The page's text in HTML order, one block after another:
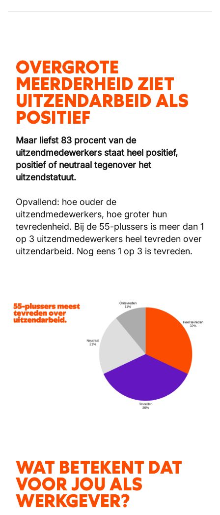
OVERGROTE
MEERDERHEID ZIET
UITZENDARBEID ALS
POSITIEF
Maar liefst 83 procent van de
uitzendmedewerkers staat heel positief,
positief of neutraal tegenover het
uitzendstatuut.
Opvallend: hoe ouder de
uitzendmedewerkers, hoe groter hun
tevredenheid. Bij de 55-plussers is meer dan 1
op 3 uitzendmedewerkers heel tevreden over
uitzendarbeid. Nog eens 1 op 3 is tevreden.
WAT BETEKENT DAT
VOOR JOU ALS
WERKGEVER?